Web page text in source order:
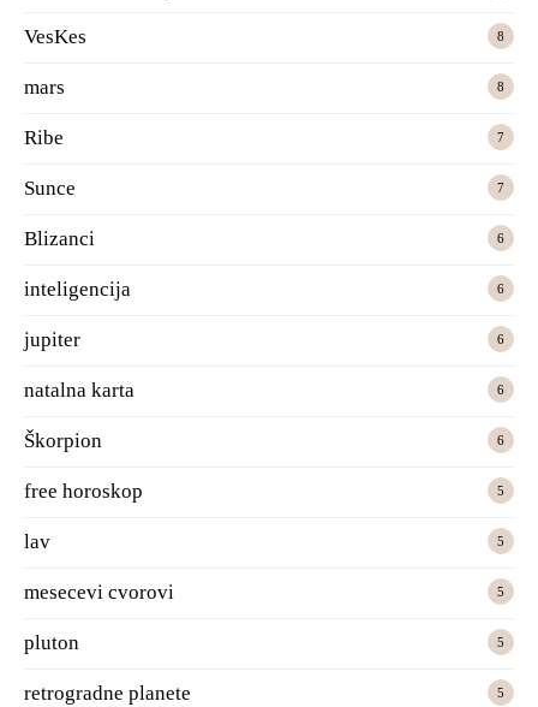
VesKes 8
mars 8
Ribe 7
Sunce 7
Blizanci 6
inteligencija 6
jupiter 6
natalna karta 6
Škorpion 6
free horoskop 5
lav 5
mesecevi cvorovi 5
pluton 5
retrogradne planete 5